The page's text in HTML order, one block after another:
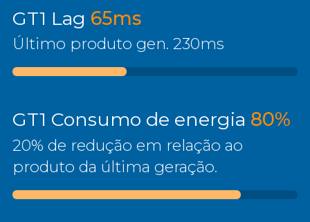
GT1 Lag 65ms
Último produto gen. 230ms
GT1 Consumo de energia 80%
20% de redução em relação ao
produto da última geração.